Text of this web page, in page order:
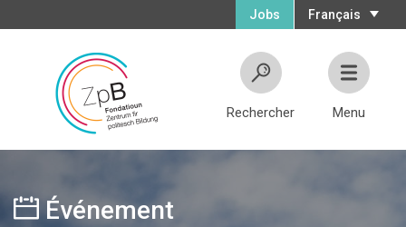
Français
Jobs
Rechercher Menu
Événement